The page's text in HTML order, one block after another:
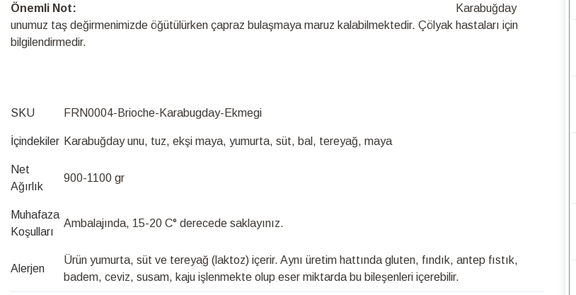
Önemli Not:
Karabuğday
unumuz taş değirmenimizde öğütülürken çapraz bulaşmaya maruz kalabilmektedir. Çölyak hastaları için
bilgilendirmedir.
SKU FRN0004-Brioche-Karabugday-Ekmegi
İçindekiler Karabuğday unu, tuz, ekşi maya, yumurta, süt, bal, tereyağ, maya
Net
Ağırlık
900-1100 gr
Muhafaza
Koşulları
Ambalajında, 15-20 C° derecede saklayınız.
Alerjen
Ürün yumurta, süt ve tereyağ (laktoz) içerir. Aynı üretim hattında gluten, fındık, antep fıstık,
badem, ceviz, susam, kaju işlenmekte olup eser miktarda bu bileşenleri içerebilir.